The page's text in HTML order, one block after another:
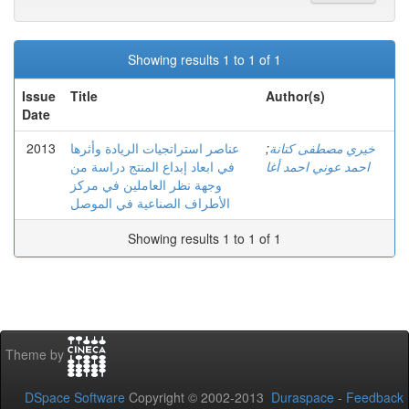
Showing results 1 to 1 of 1
Issue
Date
Title Author(s)
2013
عناصر استراتجيات الريادة وأثرها
في ابعاد إبداع المنتج دراسة من
وجهة نظر العاملين في مركز
الأطراف الصناعية في الموصل
خيري مصطفى كتانة;
احمد عوني احمد أغا
Showing results 1 to 1 of 1
Theme by
DSpace Software Copyright © 2002-2013 Duraspace - Feedback